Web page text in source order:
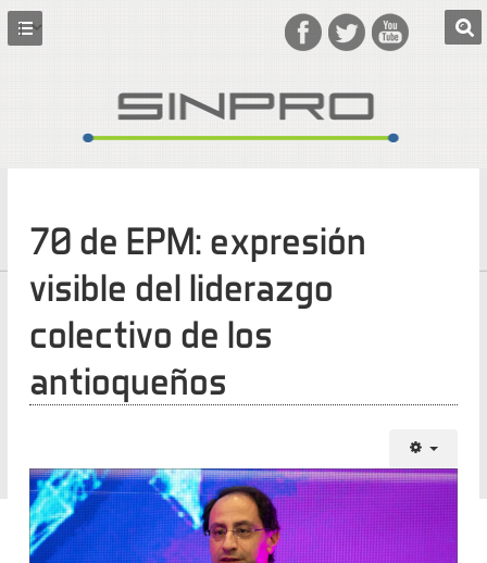
70 de EPM: expresión
visible del liderazgo
colectivo de los
antioqueños